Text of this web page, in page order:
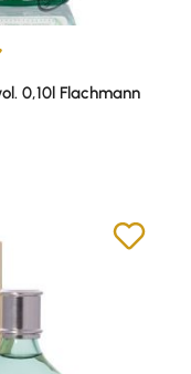
von 5 Sternen
0,10l Flachmann